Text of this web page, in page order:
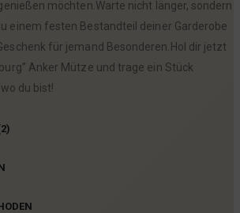
möchten.Warte nicht länger, sondern
einem festen Bestandteil deiner Garderobe
für jemand Besonderen.Hol dir jetzt
Anker Mütze und trage ein Stück
du bist!